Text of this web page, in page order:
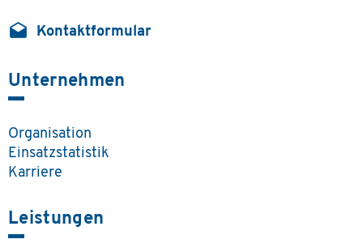
drafts Kontaktformular
Unternehmen
Organisation
Einsatzstatistik
Karriere
Leistungen